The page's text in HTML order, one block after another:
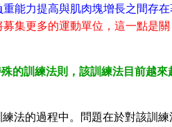
重能力提高與肌肉塊增長之間存在
集更多的運動單位，這一點是關
的訓練法則，該訓練法目前越來
法的過程中。問題在於對該訓練